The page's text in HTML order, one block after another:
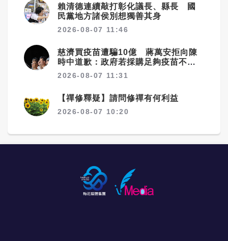
賴清德連續敲打彰化議長、縣長 國
民黨地方諸侯別想獨善其身
2026-08-07 11:46
慈濟買疫苗遭騙10億 蔣萬安拒向陳
時中道歉：政府若採購足夠疫苗不需
民間出力
2026-08-07 11:31
【禪修釋疑】請問修禪有何利益
2026-08-07 10:20